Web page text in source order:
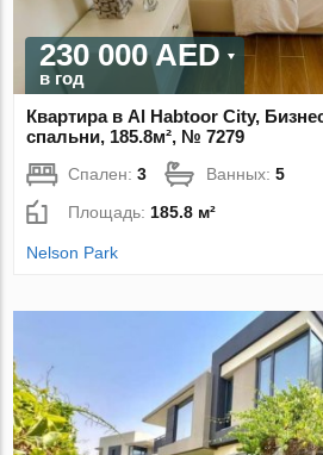
230 000 AED
в год
Квартира в Al Habtoor City,
спальни, 185.8м², № 7279
Спален:3 Ванных:5
Площадь: 185.8 м²
Nelson Park